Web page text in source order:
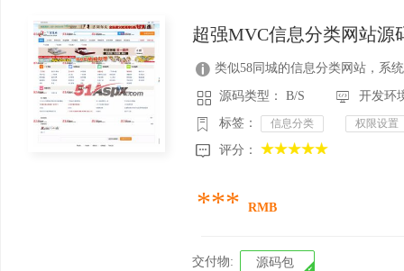
超强MVC信息分类网站源
 类似58同城的信息分类网站，系
 源码类型： B/S  开发环
 标签： 信息分类 权限设置
 评分：
*** RMB
交付物: 源码包